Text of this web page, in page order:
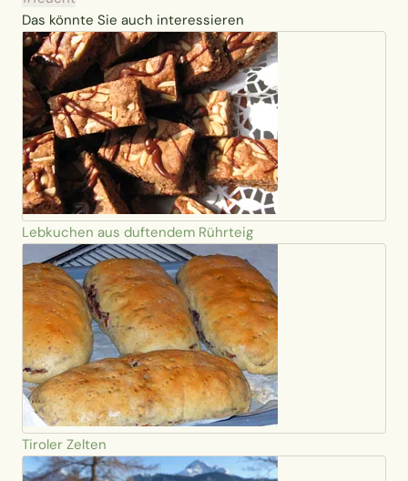
Das könnte Sie auch interessieren
Lebkuchen aus duftendem Rührteig
Tiroler Zelten